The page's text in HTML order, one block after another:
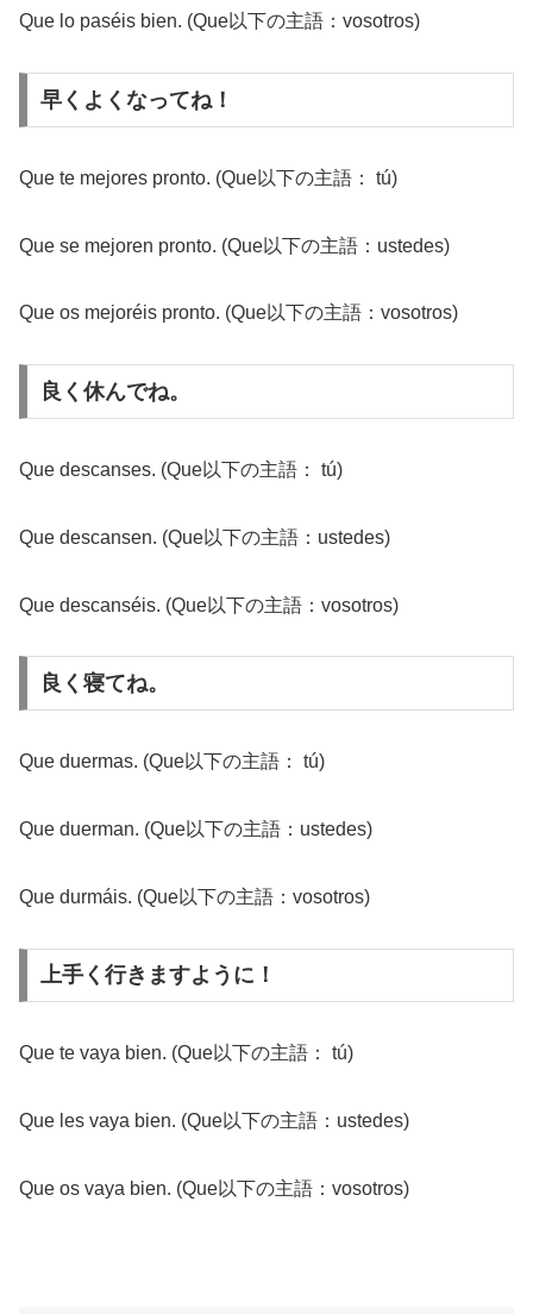
Que lo paséis bien. (Que以下の主語：vosotros)
早くよくなってね！
Que te mejores pronto. (Que以下の主語： tú)
Que se mejoren pronto. (Que以下の主語：ustedes)
Que os mejoréis pronto. (Que以下の主語：vosotros)
良く休んでね。
Que descanses. (Que以下の主語： tú)
Que descansen. (Que以下の主語：ustedes)
Que descanséis. (Que以下の主語：vosotros)
良く寝てね。
Que duermas. (Que以下の主語： tú)
Que duerman. (Que以下の主語：ustedes)
Que durmáis. (Que以下の主語：vosotros)
上手く行きますように！
Que te vaya bien. (Que以下の主語： tú)
Que les vaya bien. (Que以下の主語：ustedes)
Que os vaya bien. (Que以下の主語：vosotros)